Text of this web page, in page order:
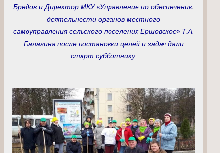
Бредов и Директор МКУ «Управление по обеспечению
деятельности органов местного
самоуправления сельского поселения Ершовское» Т.А.
Палагина после постановки целей и задач дали
старт субботнику.